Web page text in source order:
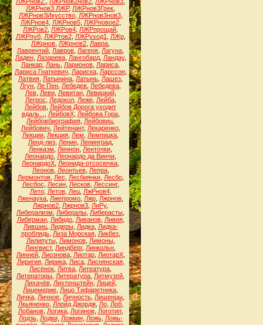
ЛЖРнов3 ЛЖР, ЛЖРнов3Грек
ЛЖРнов3Икусство, ЛЖРнов3нов3,
ЛЖРнов4, ЛЖРнов5, ЛЖРновое2,
ЛЖРов2 ЛЖРов4 ЛЖРпрощай
ЛЖРпуб, ЛЖРтов2, ЛЖРуход1 ЛЖр,
ЛЖрнов ЛЖрнов2 Лавра
Лаврентий Лавров Лагеря Лагуна
Ладен, Лазарева, Лангобард, Ландау,
Ланкар Лань Ларионов Лариса
Лариса Гнаткевич
Лариска, Ларссон,
Латвия Латынина Латынь Лашез
Лгун Ле Пен Лебедев Лебедева
Лев, Леви, Левитан, Левицкий,
Легрос
Ледокол, Леже, Лейба,
Лейбов Лейбов Дорога уходит
вдаль...
ЛейбовХ, Лейбова Гора,
Лейбовбиография Лейбовиц
Лейбович
Лейтенант, Лекаренко,
Лекции Лекция Лем Лемпицка
Ленд-лиз, Ленин, Ленинград,
Ленказм
Леннон Ленточки
Леонардо Леонардо да Винчи
ЛеонардоХ Леонида-отсосючка
Леонов, Леонтьев, Лепра,
Лермонтов, Лес Лесбиянки, Лесбо,
Лесбос
Лесин, Лесков, Лессинг,
Лето, Летов, Лец, ЛжРнов4,
Лженаука Лжепромо Лжр Лжрнов
Лжрнов2 Лжрнов3 ЛиРу,
Либерализм
Либералы Либерасты
Либерман, Либидо, Ливанов, Ливия,
Лившиц, Лидеры, Лидка, Лидка-
проблядь, Лиза Морская, Ликбез,
Лилипуты, Лимонов, Лимоны,
Лингвист, Линдберг, Линкольн
Линней, Лиознова, Лиотар, ЛиотарХ,
Лиригия, Лирика, Лиса, Лиснянская,
Лисёнок Литва Литеатура
Литераторы Литература Литмузей
Лихачёв, Лихтенштейн, Лицей,
Лицемерие Лицо Тифаретника
Личка Личное Личность Лишенцы
Лкьяненко, Ллойд Джордж, Ло, Лоб,
Лобанов, Логика, Логинов, Логотип,
Лодзь, Лодки, Ложкин, Ложь, Ложь-